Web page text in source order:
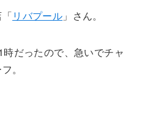
リバプール 」さん。
だったので、急いでチャ
。